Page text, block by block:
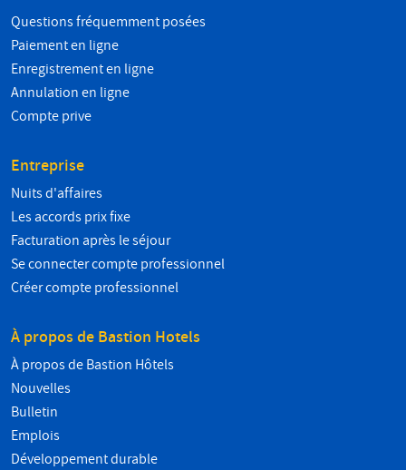
Questions fréquemment posées
Paiement en ligne
Enregistrement en ligne
Annulation en ligne
Compte prive
Entreprise
Nuits d'affaires
Les accords prix fixe
Facturation après le séjour
Se connecter compte professionnel
Créer compte professionnel
À propos de Bastion Hotels
À propos de Bastion Hôtels
Nouvelles
Bulletin
Emplois
Développement durable